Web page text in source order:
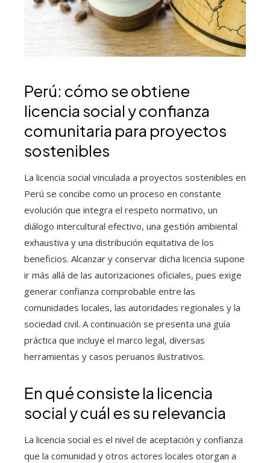
Perú: cómo se obtiene
licencia social y confianza
comunitaria para proyectos
sostenibles
La licencia social vinculada a proyectos sostenibles en
Perú se concibe como un proceso en constante
evolución que integra el respeto normativo, un
diálogo intercultural efectivo, una gestión ambiental
exhaustiva y una distribución equitativa de los
beneficios. Alcanzar y conservar dicha licencia supone
ir más allá de las autorizaciones oficiales, pues exige
generar confianza comprobable entre las
comunidades locales, las autoridades regionales y la
sociedad civil. A continuación se presenta una guía
práctica que incluye el marco legal, diversas
herramientas y casos peruanos ilustrativos.
En qué consiste la licencia
social y cuál es su relevancia
La licencia social es el nivel de aceptación y confianza
que la comunidad y otros actores locales otorgan a